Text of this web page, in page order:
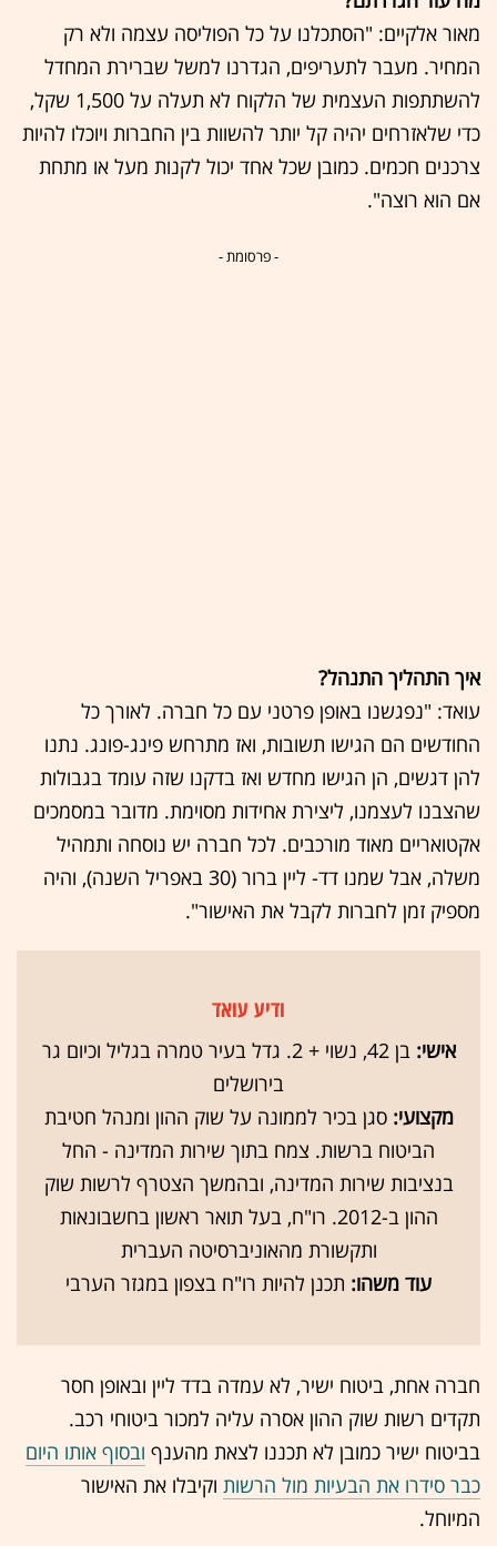
מאור אלקיים: "הסתכלנו על כל הפוליסה עצמה ולא רק
המחיר. מעבר לתעריפים, הגדרנו למשל שברירת המחדל
להשתתפות העצמית של הלקוח לא תעלה על 1,500 שקל,
כדי שלאזרחים יהיה קל יותר להשוות בין החברות ויוכלו להיות
צרכנים חכמים. כמובן שכל אחד יכול לקנות מעל או מתחת
אם הוא רוצה".
- פרסומת -
איך התהליך התנהל?
עואד: "נפגשנו באופן פרטני עם כל חברה. לאורך כל
החודשים הם הגישו תשובות, ואז מתרחש פינג-פונג. נתנו
להן דגשים, הן הגישו מחדש ואז בדקנו שזה עומד בגבולות
שהצבנו לעצמנו, ליצירת אחידות מסוימת. מדובר במסמכים
אקטואריים מאוד מורכבים. לכל חברה יש נוסחה ותמהיל
משלה, אבל שמנו דד- ליין ברור (30 באפריל השנה), והיה
מספיק זמן לחברות לקבל את האישור".
ודיע עואד
אישי:
בן 42, נשוי + 2. גדל בעיר טמרה בגליל וכיום גר
בירושלים
מקצועי: סגן בכיר לממונה על שוק ההון ומנהל חטיבת
הביטוח ברשות. צמח בתוך שירות המדינה - החל
בנציבות שירות המדינה, ובהמשך הצטרף לרשות שוק
ההון ב-2012. רו"ח, בעל תואר ראשון בחשבונאות
ותקשורת מהאוניברסיטה העברית
עוד משהו: תכנן להיות רו"ח בצפון במגזר הערבי
חברה אחת, ביטוח ישיר, לא עמדה בדד ליין ובאופן חסר
תקדים רשות שוק ההון אסרה עליה למכור ביטוחי רכב.
בביטוח ישיר כמובן לא תכננו לצאת מהענף ובסוף אותו היום
כבר סידרו את הבעיות מול הרשות וקיבלו את האישור
המיוחל.